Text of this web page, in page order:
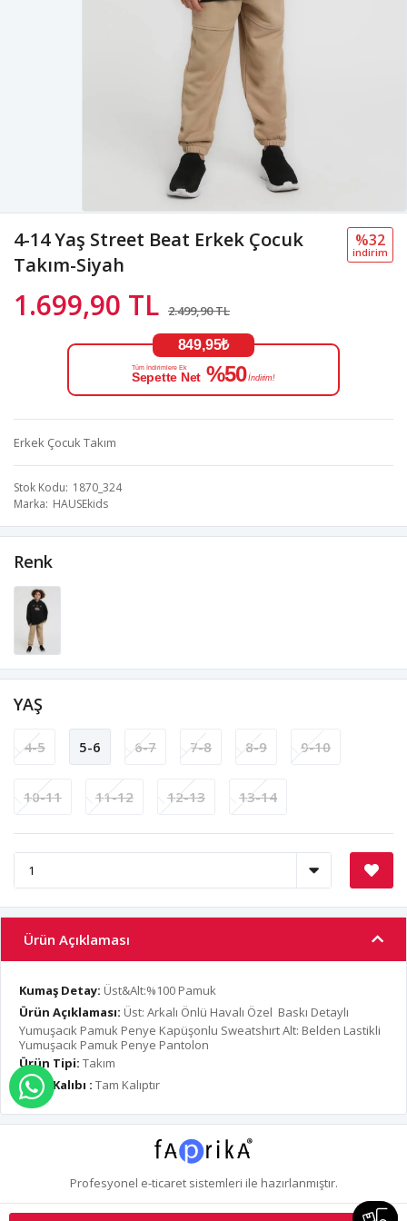
4-14 Yaş Street Beat Erkek Çocuk
Takım-Siyah
1.699,90 TL 2.499,90 TL
%32
i̇ndi̇ri̇m
849,95₺
Tüm İndirimlere Ek
Sepette Net %50 İndirim!
Erkek Çocuk Takım
Stok Kodu 1870_324
Marka HAUSEkids
Renk
YAŞ
4-5 5-6 6-7 7-8 8-9 9-10
10-11 11-12 12-13 13-14
Ürün Açıklaması
Kumaş Detay: Üst&Alt:%100 Pamuk
Ürün Açıklaması: Üst: Arkalı Önlü Havalı Özel Baskı Detaylı
Yumuşacık Pamuk Penye Kapüşonlu Sweatshırt Alt: Belden Lastikli
Yumuşacık Pamuk Penye Pantolon
Ürün Tipi: Takım
Ürün Kalıbı : Tam Kalıptır
Profesyonel e-ticaretsistemleri ile hazırlanmıştır.
WHATSAPP İLE SİPARİŞ VER